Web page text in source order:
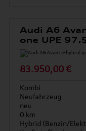
Audi A6
one UPE
83.950,00 €
Kombi
Neufahrzeug
neu
0 km
Hybrid (Benzin/